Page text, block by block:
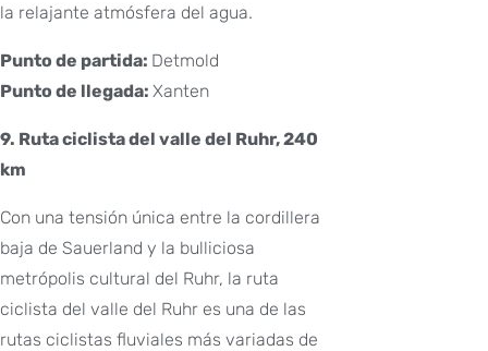
la relajante atmósfera del agua.
Punto de partida: Detmold
Punto de llegada: Xanten
9. Ruta ciclista del valle del Ruhr, 240
km
Con una tensión única entre la cordillera
baja de Sauerland y la bulliciosa
metrópolis cultural del Ruhr, la ruta
ciclista del valle del Ruhr es una de las
rutas ciclistas fluviales más variadas de